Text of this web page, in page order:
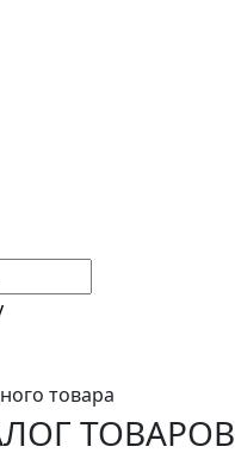
товара
ТОВАРОВ